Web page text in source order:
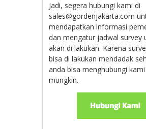
Jadi, segera hubungi kami di
sales@gordenjakarta.com
mendapatkan informasi
dan mengatur jadwal survey
akan di lakukan. Karena
bisa di lakukan mendadak
anda bisa menghubungi
mungkin.